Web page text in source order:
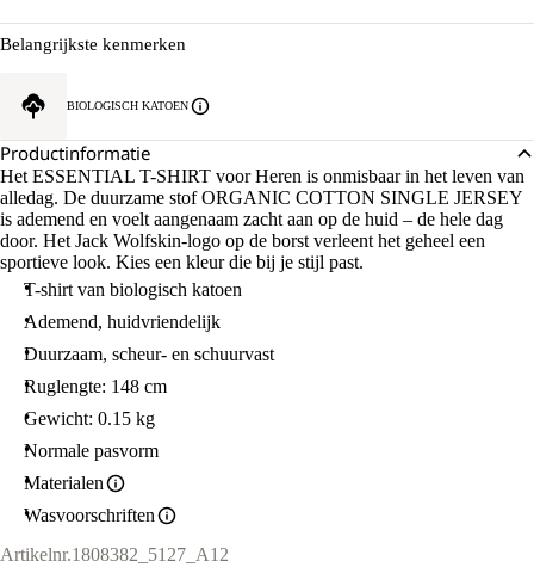
Belangrijkste kenmerken
BIOLOGISCH KATOEN
Productinformatie
Het ESSENTIAL T-SHIRT voor Heren is onmisbaar in het leven van
alledag. De duurzame stof ORGANIC COTTON SINGLE JERSEY
is ademend en voelt aangenaam zacht aan op de huid – de hele dag
door. Het Jack Wolfskin-logo op de borst verleent het geheel een
sportieve look. Kies een kleur die bij je stijl past.
T-shirt van biologisch katoen
Ademend, huidvriendelijk
Duurzaam, scheur- en schuurvast
Ruglengte: 148 cm
Gewicht: 0.15 kg
Normale pasvorm
Materialen
Wasvoorschriften
Artikelnr.1808382_5127_A12